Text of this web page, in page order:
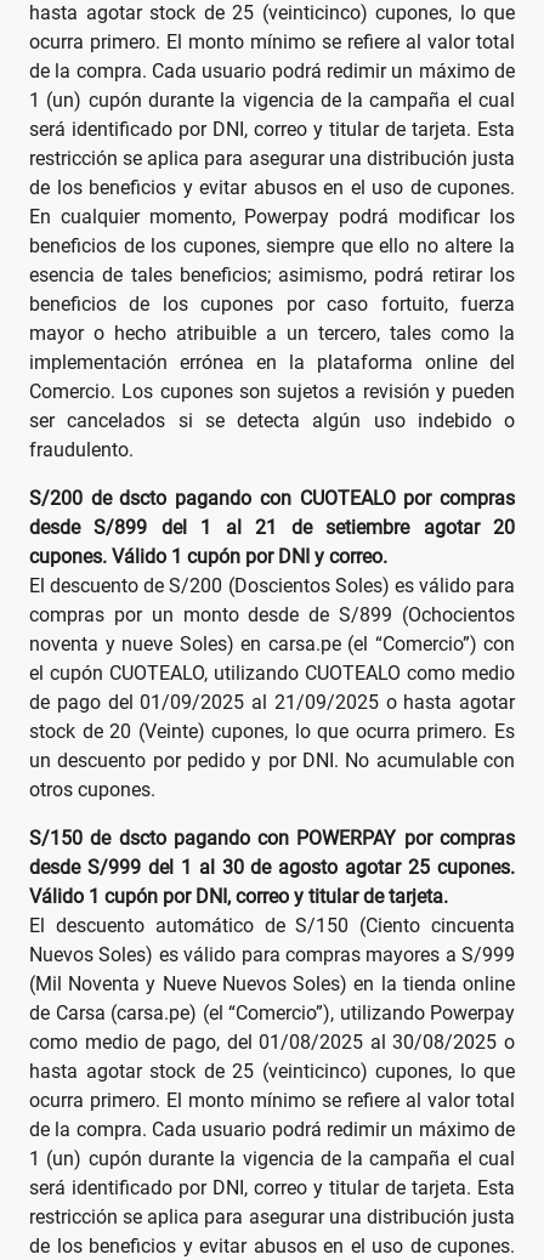
hasta agotar stock de 25 (veinticinco) cupones, lo que
ocurra primero. El monto mínimo se refiere al valor total
de la compra. Cada usuario podrá redimir un máximo de
1 (un) cupón durante la vigencia de la campaña el cual
será identificado por DNI, correo y titular de tarjeta. Esta
restricción se aplica para asegurar una distribución justa
de los beneficios y evitar abusos en el uso de cupones.
En cualquier momento, Powerpay podrá modificar los
beneficios de los cupones, siempre que ello no altere la
esencia de tales beneficios; asimismo, podrá retirar los
beneficios de los cupones por caso fortuito, fuerza
mayor o hecho atribuible a un tercero, tales como la
implementación errónea en la plataforma online del
Comercio. Los cupones son sujetos a revisión y pueden
ser cancelados si se detecta algún uso indebido o
fraudulento.
S/200 de dscto pagando con CUOTEALO por compras
desde S/899 del 1 al 21 de setiembre agotar 20
cupones. Válido 1 cupón por DNI y correo.
El descuento de S/200 (Doscientos Soles) es válido para
compras por un monto desde de S/899 (Ochocientos
noventa y nueve Soles) en carsa.pe (el “Comercio”) con
el cupón CUOTEALO, utilizando CUOTEALO como medio
de pago del 01/09/2025 al 21/09/2025 o hasta agotar
stock de 20 (Veinte) cupones, lo que ocurra primero. Es
un descuento por pedido y por DNI. No acumulable con
otros cupones.
S/150 de dscto pagando con POWERPAY por compras
desde S/999 del 1 al 30 de agosto agotar 25 cupones.
Válido 1 cupón por DNI, correo y titular de tarjeta.
El descuento automático de S/150 (Ciento cincuenta
Nuevos Soles) es válido para compras mayores a S/999
(Mil Noventa y Nueve Nuevos Soles) en la tienda online
de Carsa (carsa.pe) (el “Comercio”), utilizando Powerpay
como medio de pago, del 01/08/2025 al 30/08/2025 o
hasta agotar stock de 25 (veinticinco) cupones, lo que
ocurra primero. El monto mínimo se refiere al valor total
de la compra. Cada usuario podrá redimir un máximo de
1 (un) cupón durante la vigencia de la campaña el cual
será identificado por DNI, correo y titular de tarjeta. Esta
restricción se aplica para asegurar una distribución justa
de los beneficios y evitar abusos en el uso de cupones.